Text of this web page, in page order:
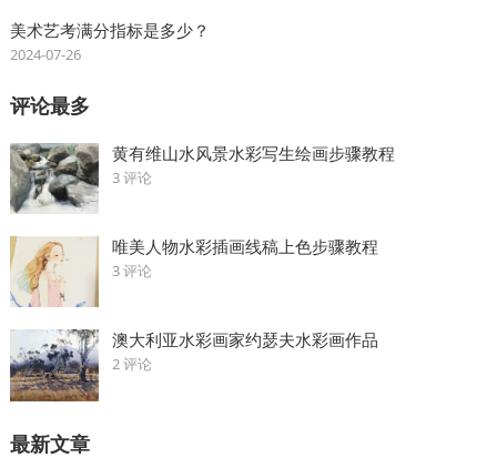
美术艺考满分指标是多少？
2024-07-26
评论最多
黄有维山水风景水彩写生绘画步骤教程
3 评论
唯美人物水彩插画线稿上色步骤教程
3 评论
澳大利亚水彩画家约瑟夫水彩画作品
2 评论
最新文章